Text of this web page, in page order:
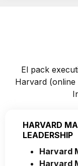
El pack
Harvard (online
HARVARD
LEADERSHIP
Harvard
Harvard